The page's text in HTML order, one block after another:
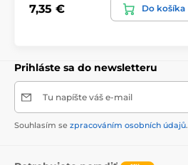
7,35 € Do košíka
Prihláste sa do newsletteru
Tu napíšte váš e-mail
Souhlasím se zpracováním osobních údajů.